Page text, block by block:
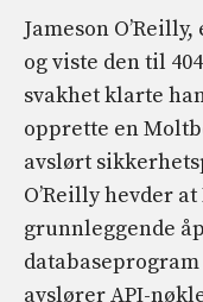
Jameson
og viste den til
svakhet klarte
opprette en
avslørt
O’Reilly hevder
grunnleggende
avslører API-